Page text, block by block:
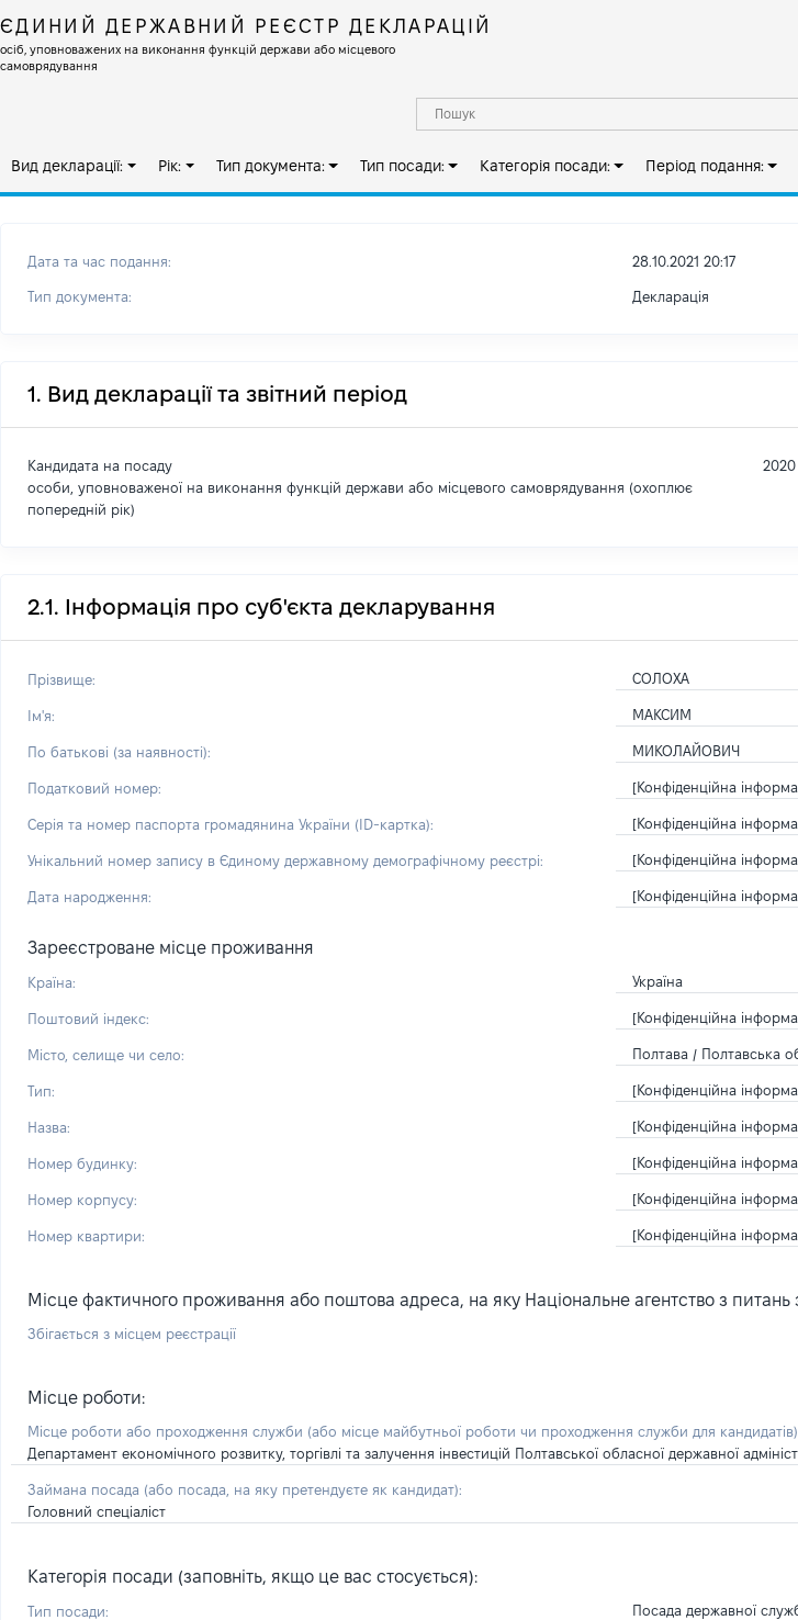
ЄДИНИЙ ДЕРЖАВНИЙ РЕЄСТР ДЕКЛАРАЦІЙ
осіб, уповноважених на виконання функцій держави або місцевого
самоврядування
Вид декларації: Рік: Тип документа: Тип посади: Категорія посади: Період подання:
Дата та час подання: 28.10.2021 20:17
Тип документа: Декларація
1. Вид декларації та звітний період
Кандидата на посаду
особи, уповноваженої на виконання функцій держави або місцевого самоврядування (охоплює
попередній рік)
2020
2.1. Інформація про суб'єкта декларування
Прізвище: СОЛОХА
Ім'я: МАКСИМ
По батькові (за наявності): МИКОЛАЙОВИЧ
Податковий номер: [Конфіденційна
Серія та номер паспорта громадянина України (ID-картка): [Конфіденційна
Унікальний номер запису в Єдиному державному демографічному реєстрі: [Конфіденційна
Дата народження: [Конфіденційна
Зареєстроване місце проживання
Країна: Україна
Поштовий індекс: [Конфіденційна
Місто, селище чи село: Полтава / Полтавська
Тип: [Конфіденційна
Назва: [Конфіденційна
Номер будинку: [Конфіденційна
Номер корпусу: [Конфіденційна
Номер квартири: [Конфіденційна
Місце фактичного проживання або поштова адреса, на яку Національне агентство з
Збігається з місцем реєстрації
Місце роботи:
Місце роботи або проходження служби (або місце майбутньої роботи чи проходження служби для кандидатів)
Департамент економічного розвитку, торгівлі та залучення інвестицій Полтавської обласної державної
Займана посада (або посада, на яку претендуєте як кандидат):
Головний спеціаліст
Категорія посади (заповніть, якщо це вас стосується):
Тип посади: Посада державної